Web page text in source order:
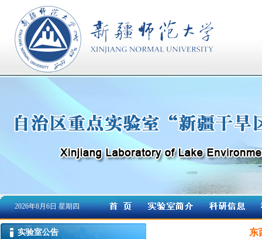
2026年8月6日 星期四
实验室公告 东